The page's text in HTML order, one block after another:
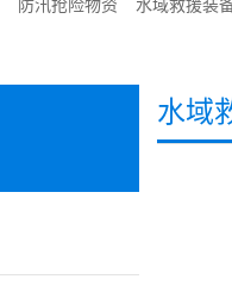
防汛抢险物资 水域救援装
水域